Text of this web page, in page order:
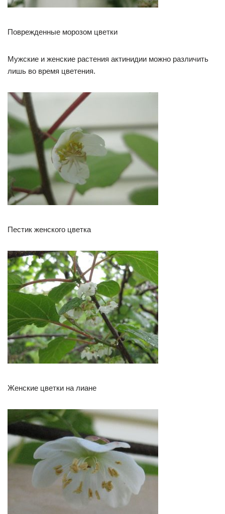
Поврежденные морозом цветки
Мужские и женские растения актинидии можно различить
лишь во время цветения.
Пестик женского цветка
Женские цветки на лиане